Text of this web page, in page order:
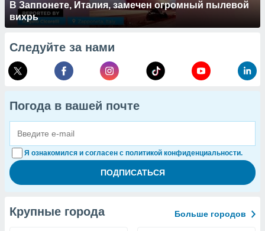
В Заппонете, Италия, замечен огромный пылевой
вихрь
Следуйте за нами
Погода в вашей почте
Я ознакомился и согласен с политикой конфиденциальности.
Крупные города Больше городов